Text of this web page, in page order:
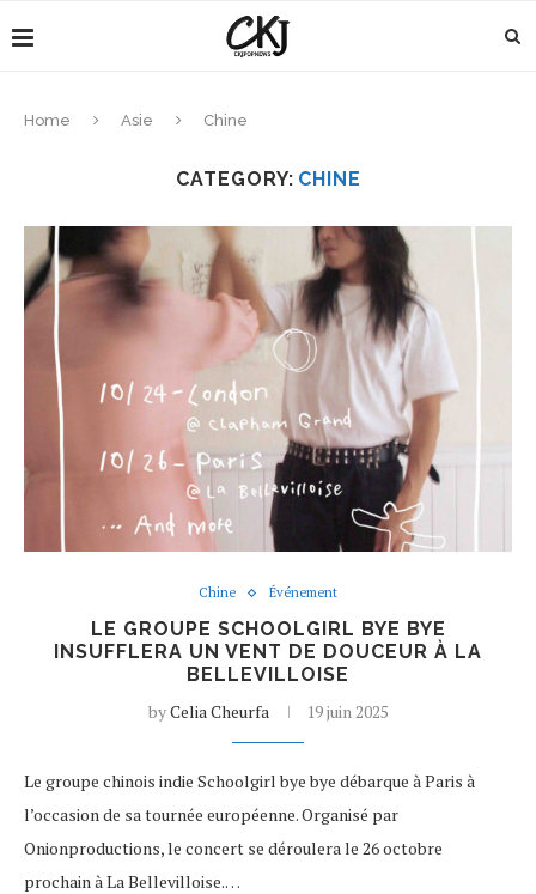
Home Asie Chine
CATEGORY: CHINE
Chine Événement
LE GROUPE SCHOOLGIRL BYE BYE
INSUFFLERA UN VENT DE DOUCEUR À LA
BELLEVILLOISE
byCelia Cheurfa 19 juin 2025
Le groupe chinois indie Schoolgirl bye bye débarque à Paris à
l’occasion de sa tournée européenne. Organisé par
Onionproductions, le concert se déroulera le 26 octobre
prochain à La Bellevilloise.…